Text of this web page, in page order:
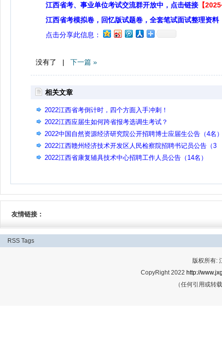
江西省考、事业单位考试交流群开放中，点击链接 【
江西省考模拟卷，回忆版试题卷，全套笔试面试整理资料
点击分享此信息：
没有了 | 下一篇 »
相关文章
2022江西省考倒计时，四个方面入手冲刺！
2022江西应届生如何跨省报考选调生考试？
2022中国自然资源经济研究院公开招聘博士应届生公告（4名
2022江西赣州经济技术开发区人民检察院招聘书记员公告（3
名）
2022江西省康复辅具技术中心招聘工作人员公告（14名）
友情链接：
RSS Tags
版权所有:
CopyRight 2022 http://
（任何引用或转